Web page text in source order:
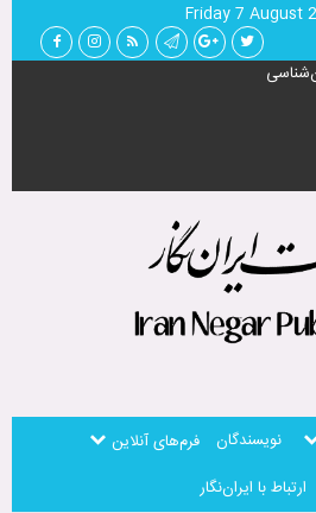
Friday 7 August
نویسندگان
فرم‌های آنلاین
ارتباط با ایران‌نگار